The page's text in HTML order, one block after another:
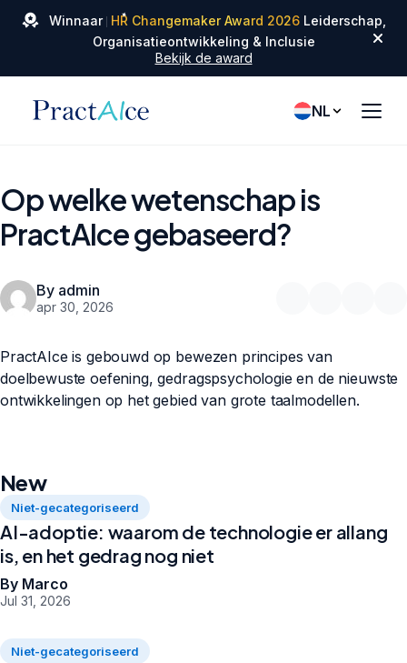
Winnaar HR Changemaker Award 2026
✦
✦
✦
Leiderschap,
Organisatieontwikkeling & Inclusie
Bekijk de award
NL
Op welke wetenschap is
PractAIce gebaseerd?
By admin
apr 30, 2026
PractAIce is gebouwd op bewezen principes van
doelbewuste oefening, gedragspsychologie en de nieuwste
ontwikkelingen op het gebied van grote taalmodellen.
New
Niet-gecategoriseerd
AI-adoptie: waarom de technologie er allang
is, en het gedrag nog niet
By Marco
Jul 31, 2026
Niet-gecategoriseerd